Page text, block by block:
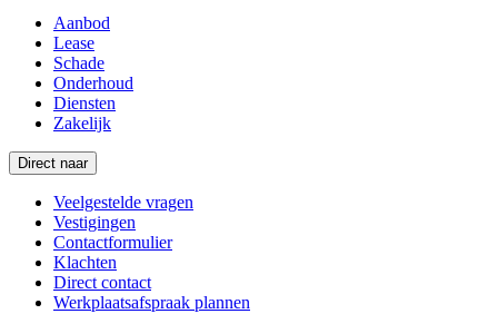
Aanbod
Lease
Schade
Onderhoud
Diensten
Zakelijk
Direct naar
Veelgestelde vragen
Vestigingen
Contactformulier
Klachten
Direct contact
Werkplaatsafspraak plannen